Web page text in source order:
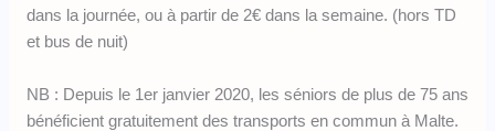
dans la journée, ou à partir de 2€ dans la semaine. (hors TD
et bus de nuit)
NB : Depuis le 1er janvier 2020, les séniors de plus de 75 ans
bénéficient gratuitement des transports en commun à Malte.